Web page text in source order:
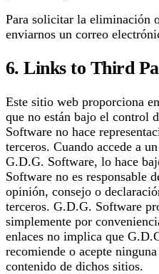
Para solicitar la eliminación
enviarnos un correo
6. Links to Third
Este sitio web proporciona
que no están bajo el control
Software no hace
terceros. Cuando accede a
G.D.G. Software, lo hace
Software no es responsable
opinión, consejo o
terceros. G.D.G. Software
simplemente por
enlaces no implica que
recomiende o acepte
contenido de dichos sitios.